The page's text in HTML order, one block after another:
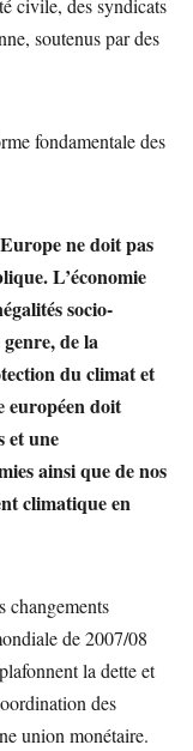
soutenus par des
fondamentale des
ne doit pas
L’économie
socio-
de la
du climat et
européen doit
et une
ainsi que de nos
climatique en
changements
de 2007/08
la dette et
des
union monétaire.